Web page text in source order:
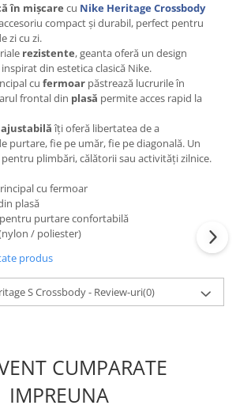
în mișcare cu Nike Heritage Crossbody
compact și durabil, perfect pentru
zi cu zi.
rezistente, geanta oferă un design
din estetica clasică Nike.
cu fermoar păstrează lucrurile în
frontal din plasă permite acces rapid la
îți oferă libertatea de a
purtare, fie pe umăr, fie pe diagonală. Un
plimbări, călătorii sau activități zilnice.
cu fermoar
plasă
purtare confortabilă
/ poliester)
produs
S Crossbody - Review-uri(0)
CUMPARATE
IMPREUNA